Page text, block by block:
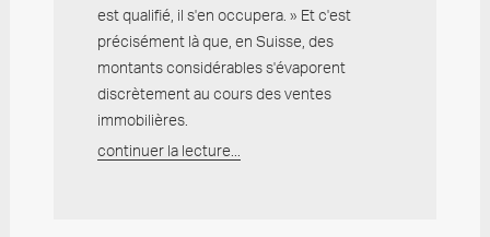
est qualifié, il s'en occupera. » Et c'est
précisément là que, en Suisse, des
montants considérables s'évaporent
discrètement au cours des ventes
immobilières.
continuer la lecture...